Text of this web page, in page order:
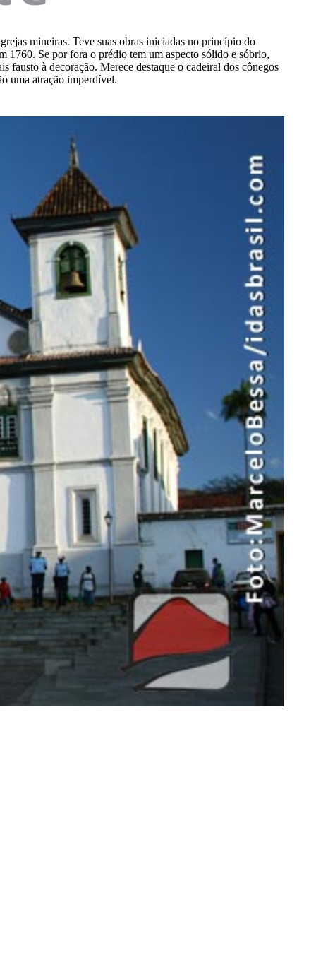
mineiras. Teve suas obras iniciadas no princípio do
1760. Se por fora o prédio tem um aspecto sólido e sóbrio,
à decoração. Merece destaque o cadeiral dos cônegos
uma atração imperdível.